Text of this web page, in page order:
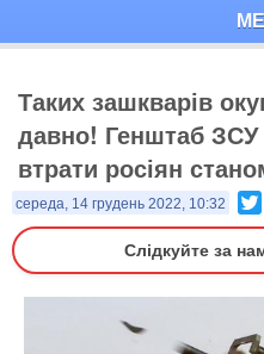
Таких зашкварів
давно! Генштаб ЗСУ
втрати росіян
середа, 14 грудень 2022, 10:32
Слідкуйте за